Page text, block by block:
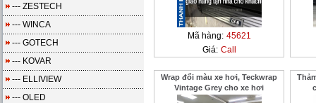
--- ZESTECH
--- WINCA
--- GOTECH
--- KOVAR
--- ELLIVIEW
--- OLED
Mã hàng: 45621
Giá: Call
Wrap đổi màu xe hơi, Teckwrap
Vintage Grey cho xe hơi